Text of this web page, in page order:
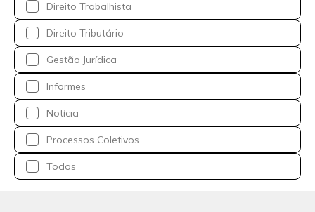
Direito Trabalhista
Direito Tributário
Gestão Jurídica
Informes
Notícia
Processos Coletivos
Todos